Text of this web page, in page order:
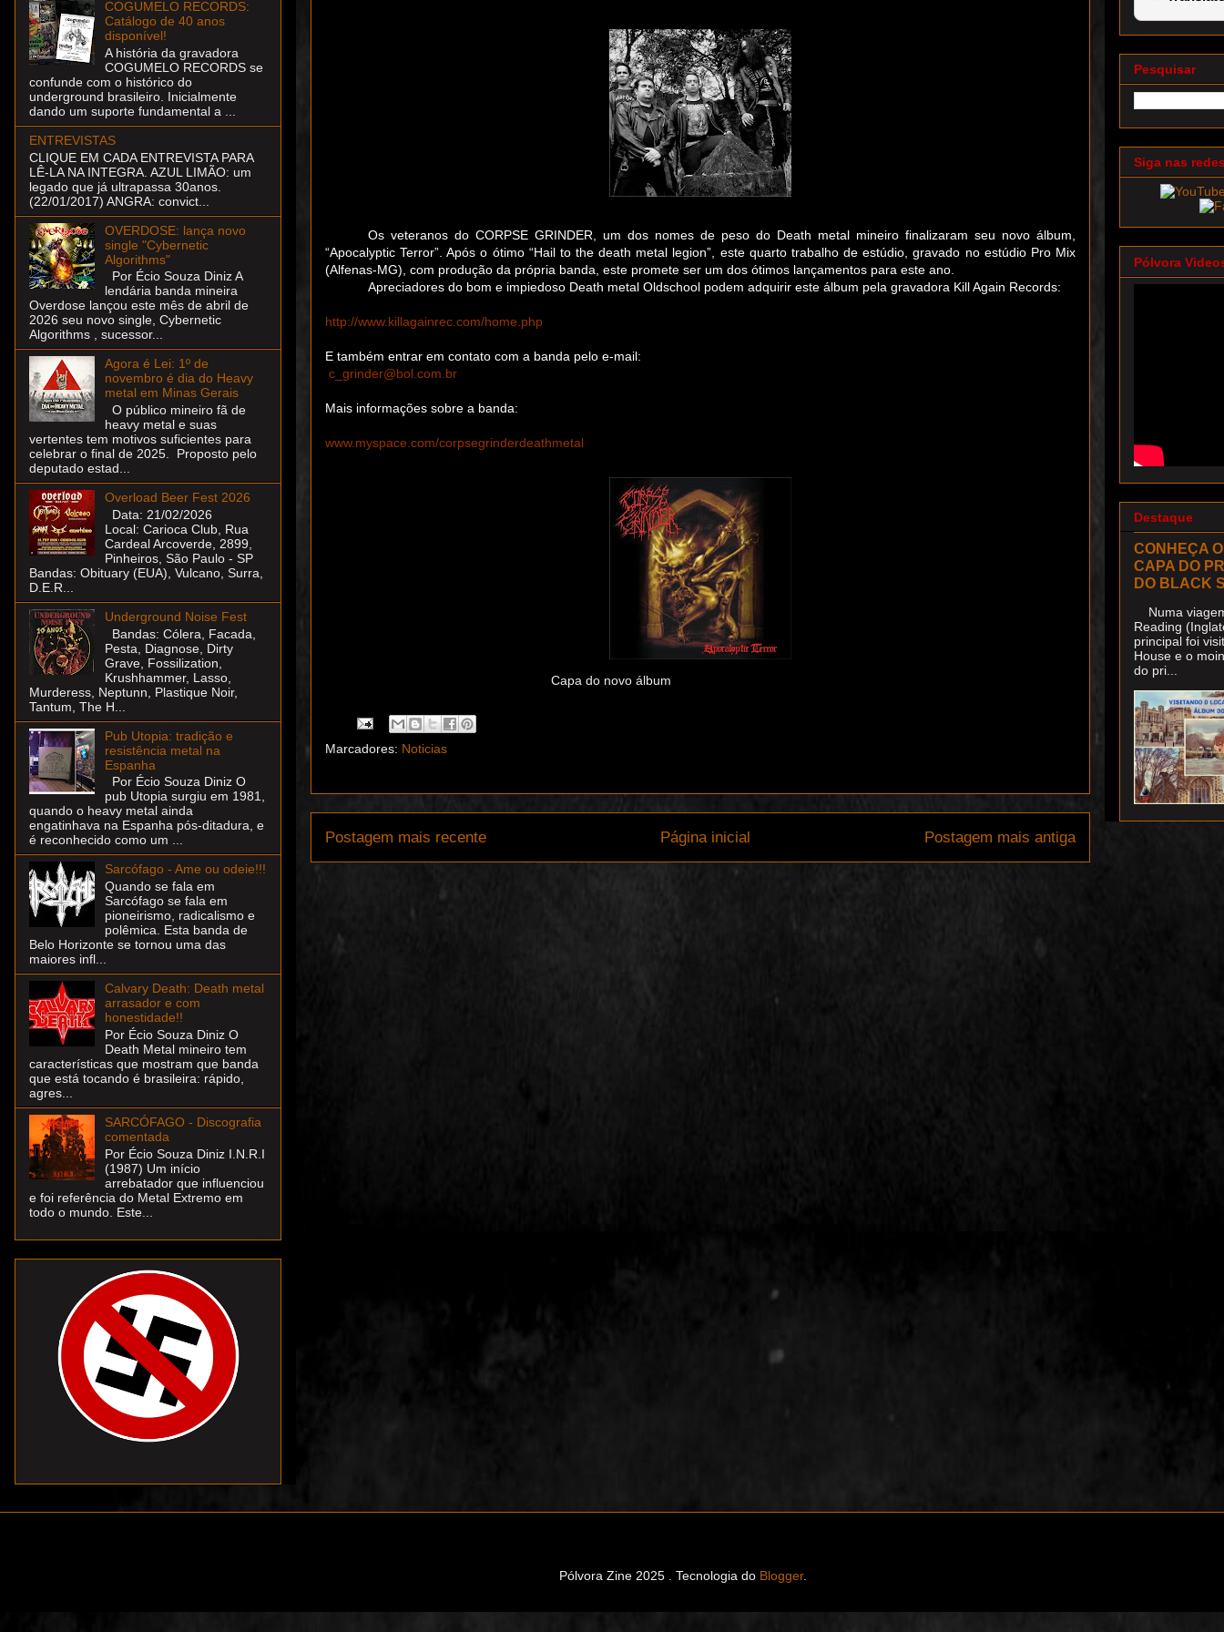
Os veteranos do CORPSE GRINDER, um dos nomes de peso do Death metal mineiro finalizaram seu novo álbum,
“Apocalyptic Terror”. Após o ótimo “Hail to the death metal legion”, este quarto trabalho de estúdio, gravado no estúdio Pro Mix
(Alfenas-MG), com produção da própria banda, este promete ser um dos ótimos lançamentos para este ano.
Apreciadores do bom e impiedoso Death metal Oldschool podem adquirir este álbum pela gravadora Kill Again Records:
http://www.killagainrec.com/home.php
E também entrar em contato com a banda pelo e-mail:
c_grinder@bol.com.br
Mais informações sobre a banda:
www.myspace.com/corpsegrinderdeathmetal
Capa do novo álbum
Marcadores: Noticias
Postagem mais recente Postagem mais antiga
Página inicial
COGUMELO RECORDS:
Catálogo de 40 anos
disponível!
A história da gravadora
COGUMELO RECORDS se
confunde com o histórico do
underground brasileiro. Inicialmente
dando um suporte fundamental a ...
ENTREVISTAS
CLIQUE EM CADA ENTREVISTA PARA
LÊ-LA NA INTEGRA. AZUL LIMÃO: um
legado que já ultrapassa 30anos.
(22/01/2017) ANGRA: convict...
OVERDOSE: lança novo
single "Cybernetic
Algorithms"
Por Écio Souza Diniz A
lendária banda mineira
Overdose lançou este mês de abril de
2026 seu novo single, Cybernetic
Algorithms , sucessor...
Agora é Lei: 1º de
novembro é dia do Heavy
metal em Minas Gerais
O público mineiro fã de
heavy metal e suas
vertentes tem motivos suficientes para
celebrar o final de 2025. Proposto pelo
deputado estad...
Overload Beer Fest 2026
Data: 21/02/2026
Local: Carioca Club, Rua
Cardeal Arcoverde, 2899,
Pinheiros, São Paulo - SP
Bandas: Obituary (EUA), Vulcano, Surra,
D.E.R...
Underground Noise Fest
Bandas: Cólera, Facada,
Pesta, Diagnose, Dirty
Grave, Fossilization,
Krushhammer, Lasso,
Murderess, Neptunn, Plastique Noir,
Tantum, The H...
Pub Utopia: tradição e
resistência metal na
Espanha
Por Écio Souza Diniz O
pub Utopia surgiu em 1981,
quando o heavy metal ainda
engatinhava na Espanha pós-ditadura, e
é reconhecido como um ...
Sarcófago - Ame ou odeie!!!
Quando se fala em
Sarcófago se fala em
pioneirismo, radicalismo e
polêmica. Esta banda de
Belo Horizonte se tornou uma das
maiores infl...
Calvary Death: Death metal
arrasador e com
honestidade!!
Por Écio Souza Diniz O
Death Metal mineiro tem
características que mostram que banda
que está tocando é brasileira: rápido,
agres...
SARCÓFAGO - Discografia
comentada
Por Écio Souza Diniz I.N.R.I
(1987) Um início
arrebatador que influenciou
e foi referência do Metal Extremo em
todo o mundo. Este...
Pesquisar
Siga nas
Pólvora
Destaque
CONHEÇA
CAPA DO
DO BLACK
Numa
Reading
principal foi
House e o
do pri...
Pólvora Zine 2025 . Tecnologia do Blogger.